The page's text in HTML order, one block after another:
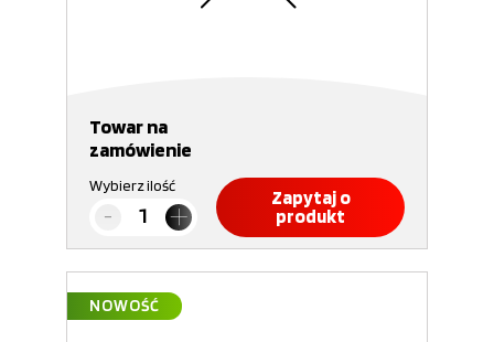
Towar na
zamówienie
Wybierz ilość
Zapytaj o
produkt
NOWOŚĆ